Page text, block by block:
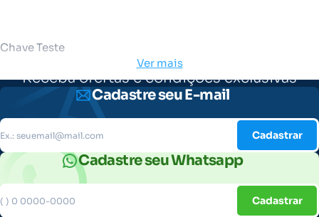
Chave Teste
Ver mais
Receba ofertas e condições exclusivas
Cadastre seu E-mail
Cadastrar
Cadastre seu Whatsapp
Cadastrar